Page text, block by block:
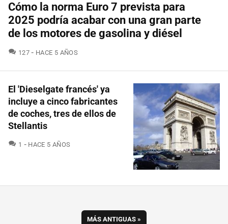
Cómo la norma Euro 7 prevista para
2025 podría acabar con una gran parte
de los motores de gasolina y diésel
127COMENTARIOS
HACE 5 AÑOS
El 'Dieselgate francés' ya
incluye a cinco fabricantes
de coches, tres de ellos de
Stellantis
1 COMENTARIOS
HACE 5 AÑOS
MÁS ANTIGUAS »